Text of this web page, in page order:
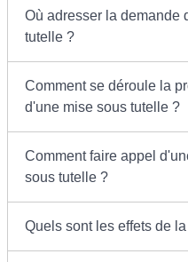
Où adresser la demande
tutelle ?
Comment se déroule la
d'une mise sous tutelle ?
Comment faire appel
sous tutelle ?
Quels sont les effets de